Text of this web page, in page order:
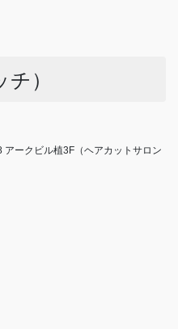
）
ークビル植3F（ヘアカットサロン